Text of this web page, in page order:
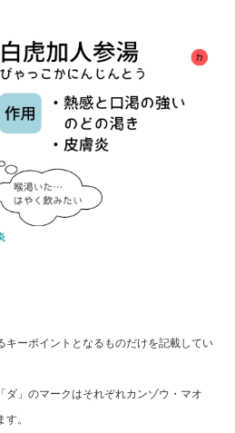
ーポイントとなるものだけを記載してい
」のマークはそれぞれカンゾウ・マオ
。